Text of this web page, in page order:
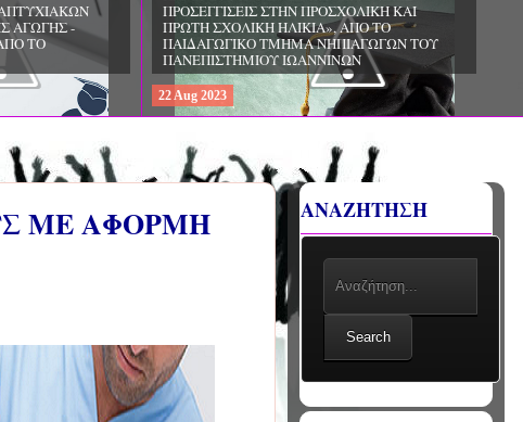
ΔΩΡΕΑΝ ΠΡΟΓΡΑΜΜΑ ΜΕΤΑΠΤΥΧΙΑΚΩΝ
ΣΠΟΥΔΩΝ: «ΕΠΙΣΤΗΜΕΣ ΤΗΣ ΑΓΩΓΗΣ -
ΘΕΩΡΙΑ ΚΑΙ ΕΦΑΡΜΟΓΕΣ», ΑΠΟ ΤΟ
ΠΑΝΕΠΙΣΤΗΜΙΟ ΚΡΗΤΗΣ
22Aug 2023
ΜΕ ΑΦΟΡΜΗ
ΑΝΑΖΗΤΗΣΗ
Search